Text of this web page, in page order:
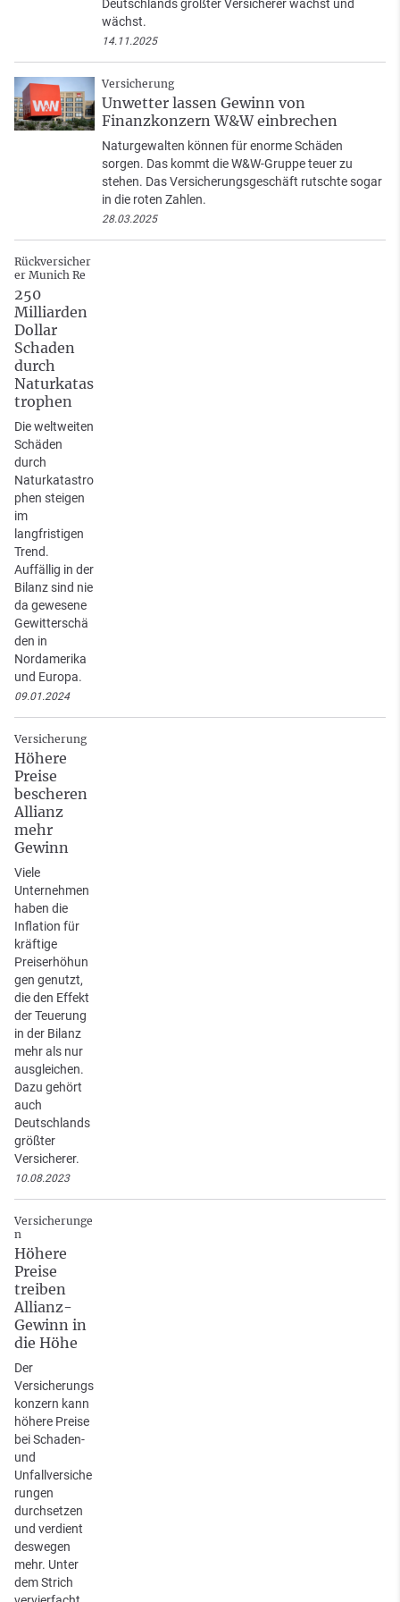
Deutschlands größter Versicherer wächst und
wächst.
14.11.2025
Versicherung
Unwetter lassen Gewinn von
Finanzkonzern W&W einbrechen
Naturgewalten können für enorme Schäden
sorgen. Das kommt die W&W-Gruppe teuer zu
stehen. Das Versicherungsgeschäft rutschte sogar
in die roten Zahlen.
28.03.2025
Rückversicher
er Munich Re
250
Milliarden
Dollar
Schaden
durch
Naturkatas
trophen
Die weltweiten
Schäden
durch
Naturkatastro
phen steigen
im
langfristigen
Trend.
Auffällig in der
Bilanz sind nie
da gewesene
Gewitterschä
den in
Nordamerika
und Europa.
09.01.2024
Versicherung
Höhere
Preise
bescheren
Allianz
mehr
Gewinn
Viele
Unternehmen
haben die
Inflation für
kräftige
Preiserhöhun
gen genutzt,
die den Effekt
der Teuerung
in der Bilanz
mehr als nur
ausgleichen.
Dazu gehört
auch
Deutschlands
größter
Versicherer.
10.08.2023
Versicherunge
n
Höhere
Preise
treiben
Allianz-
Gewinn in
die Höhe
Der
Versicherungs
konzern kann
höhere Preise
bei Schaden-
und
Unfallversiche
rungen
durchsetzen
und verdient
deswegen
mehr. Unter
dem Strich